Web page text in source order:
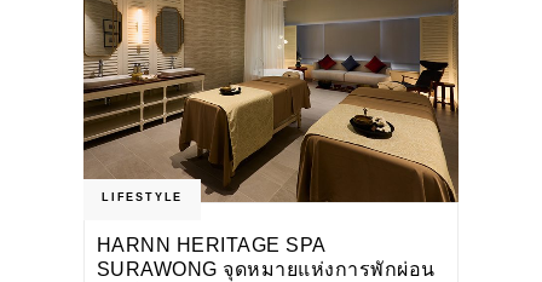
LIFESTYLE
HARNN HERITAGE SPA
SURAWONG จุดหมายแห่งการพักผ่อน